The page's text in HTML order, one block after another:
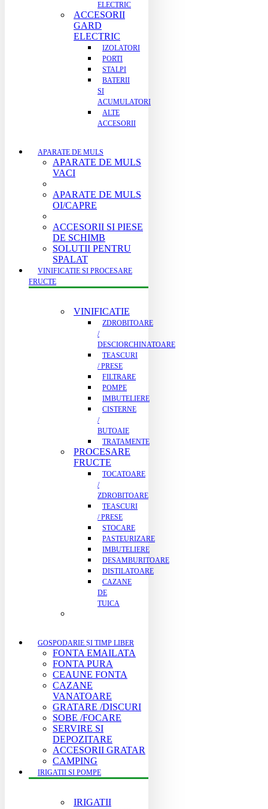
ELECTRIC
ACCESORII
GARD
ELECTRIC
IZOLATORI
PORTI
STALPI
BATERII
SI
ACUMULATORI
ALTE
ACCESORII
APARATE DE MULS
APARATE DE MULS
VACI
APARATE DE MULS
OI/CAPRE
ACCESORII SI PIESE
DE SCHIMB
SOLUTII PENTRU
SPALAT
VINIFICATIE SI PROCESARE
FRUCTE
VINIFICATIE
ZDROBITOARE
/
DESCIORCHINATOARE
TEASCURI
/ PRESE
FILTRARE
POMPE
IMBUTELIERE
CISTERNE
/
BUTOAIE
TRATAMENTE
PROCESARE
FRUCTE
TOCATOARE
/
ZDROBITOARE
TEASCURI
/ PRESE
STOCARE
PASTEURIZARE
IMBUTELIERE
DESAMBURITOARE
DISTILATOARE
CAZANE
DE
TUICA
GOSPODARIE ȘI TIMP LIBER
FONTA EMAILATA
FONTA PURA
CEAUNE FONTA
CAZANE
VANATOARE
GRATARE /DISCURI
SOBE /FOCARE
SERVIRE SI
DEPOZITARE
ACCESORII GRATAR
CAMPING
IRIGATII SI POMPE
IRIGATII